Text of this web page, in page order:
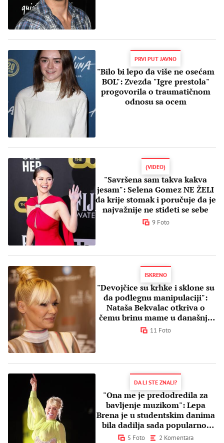
PRVI PUT JAVNO
"Bilo bi lepo da više ne osećam
BOL": Zvezda "Igre prestola"
progovorila o traumatičnom
odnosu sa ocem
(VIDEO)
"Savršena sam takva kakva
jesam": Selena Gomez NE ŽELI
da krije stomak i poručuje da je
najvažnije ne stideti se sebe
9 Foto
ISKRENO
"Devojčice su krhke i sklone su
da podlegnu manipulaciji":
Nataša Bekvalac otkriva o
čemu brinu mame u današnje
vreme
11 Foto
DA LI STE ZNALI?
"Ona me je predodredila za
bavljenje muzikom": Lepa
Brena je u studentskim danima
bila dadilja sada popularnoj
pevačici
5 Foto 2 Komentara